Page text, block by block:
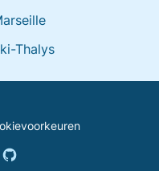
Thalys